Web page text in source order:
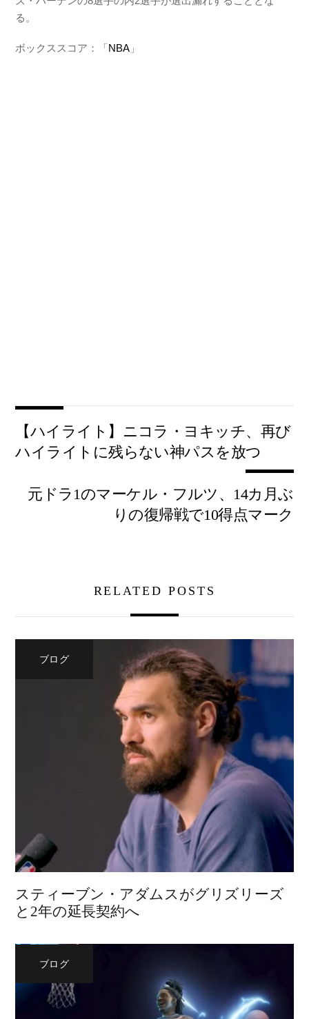
る。
ボックススコア：「NBA 」
【ハイライト】ニコラ・ヨキッチ、再び
ハイライトに残らない神パスを放つ
元ドラ1のマーケル・フルツ、14カ月ぶ
りの復帰戦で10得点マーク
RELATED POSTS
ブログ
スティーブン・アダムスがグリズリーズ
と2年の延長契約へ
ブログ